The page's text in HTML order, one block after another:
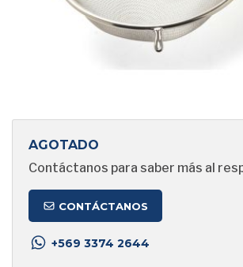
AGOTADO
Contáctanos para saber más al
CONTÁCTANOS
+569 3374 2644